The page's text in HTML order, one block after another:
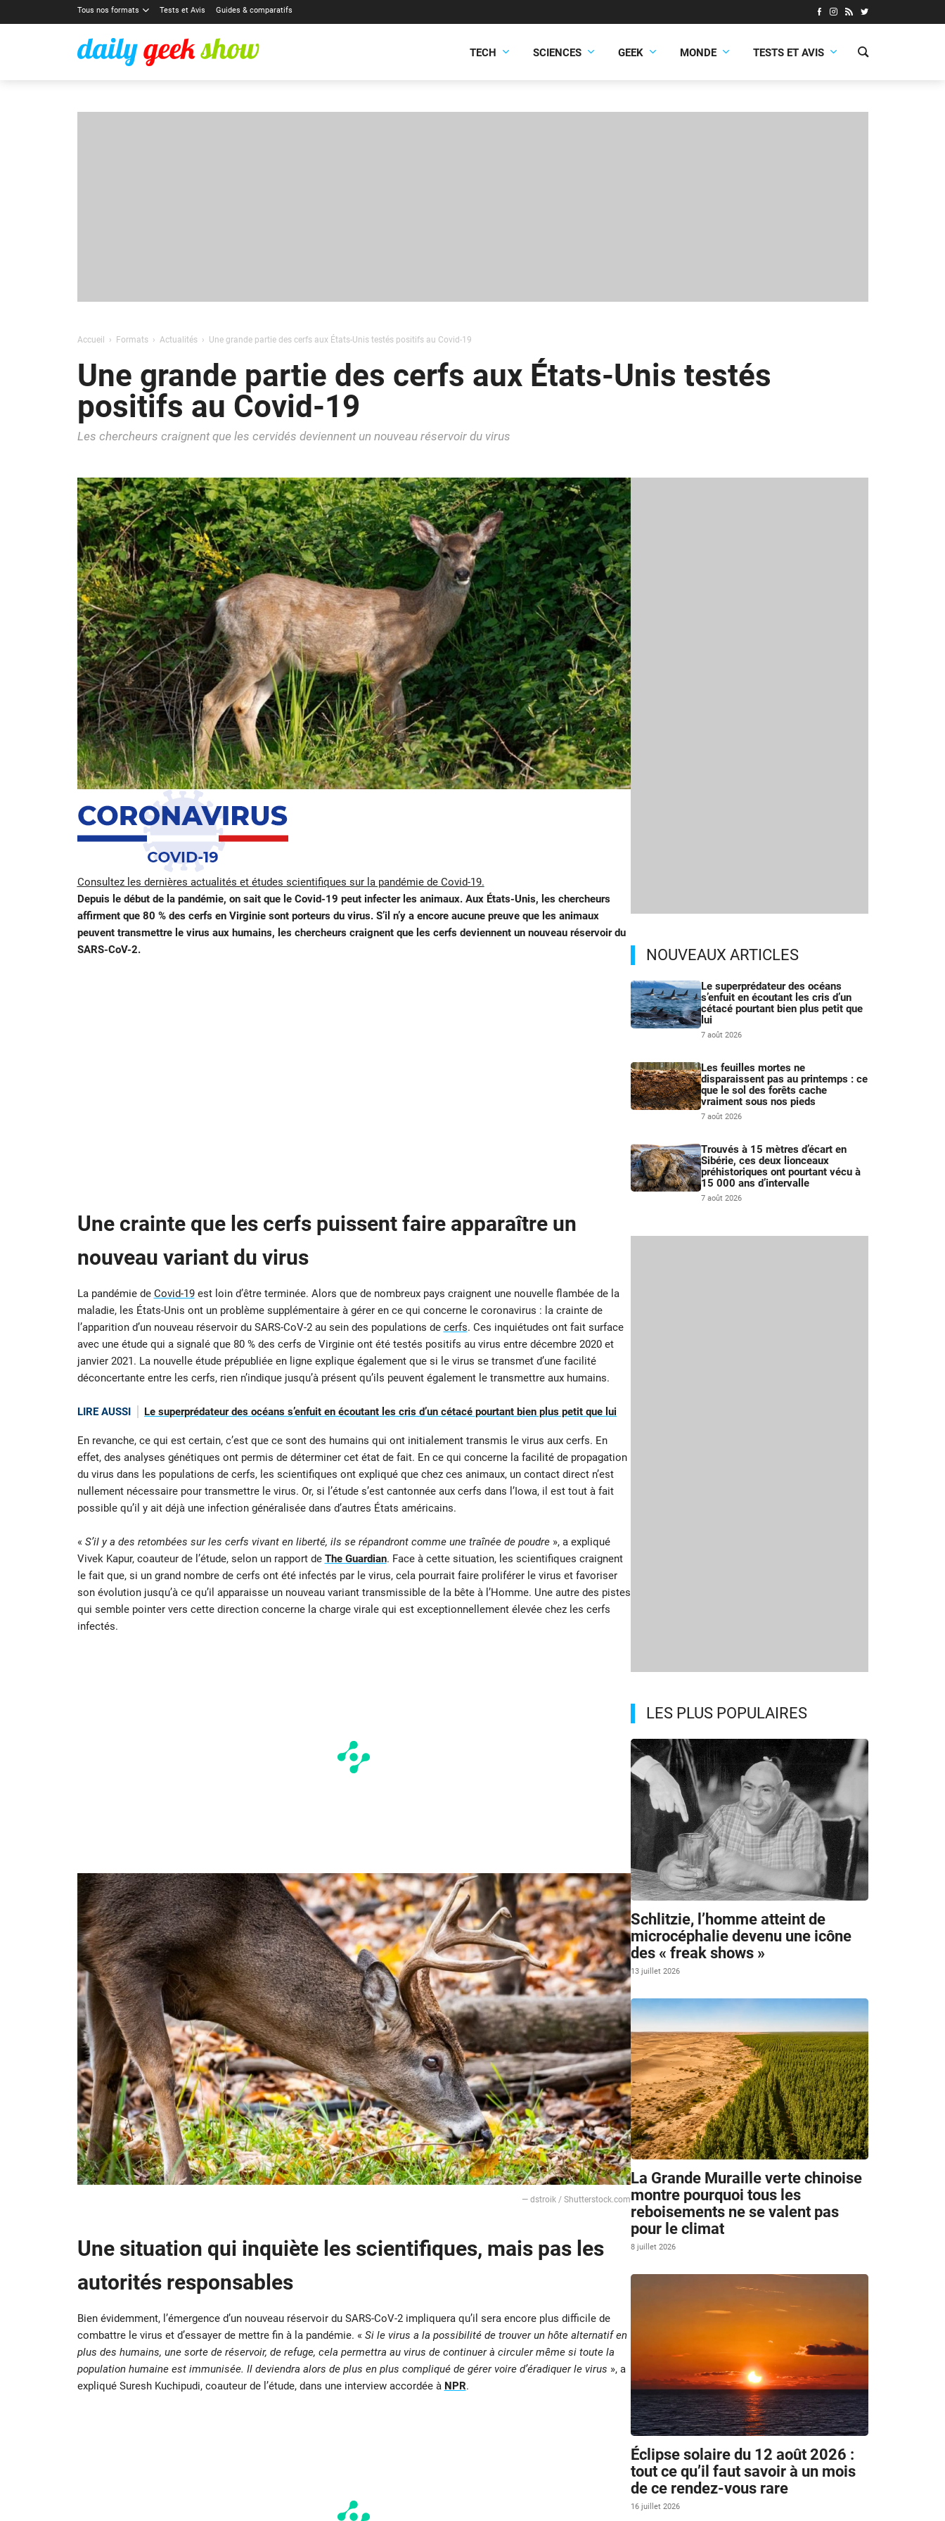
Tous nos formats Tests et Avis Guides & comparatifs
TECH SCIENCES GEEK MONDE TESTS ET AVIS
Accueil Formats Actualités Une grande partie des cerfs aux États-Unis testés positifs au Covid-19
Une grande partie des cerfs aux États-Unis testés
positifs au Covid-19
Les chercheurs craignent que les cervidés deviennent un nouveau réservoir du virus
Consultez les dernières actualités et études scientifiques sur la pandémie de Covid-19.
Depuis le début de la pandémie, on sait que le Covid-19 peut infecter les animaux. Aux États-Unis, les chercheurs
affirment que 80 % des cerfs en Virginie sont porteurs du virus. S’il n’y a encore aucune preuve que les animaux
peuvent transmettre le virus aux humains, les chercheurs craignent que les cerfs deviennent un nouveau réservoir du
SARS-CoV-2.
Une crainte que les cerfs puissent faire apparaître un
nouveau variant du virus
La pandémie de Covid-19est loin d’être terminée. Alors que de nombreux pays craignent une nouvelle flambée de la
maladie, les États-Unis ont un problème supplémentaire à gérer en ce qui concerne le coronavirus : la crainte de
l’apparition d’un nouveau réservoir du SARS-CoV-2 au sein des populations de cerfs. Ces inquiétudes ont fait surface
avec une étude qui a signalé que 80 % des cerfs de Virginie ont été testés positifs au virus entre décembre 2020 et
janvier 2021. La nouvelle étude prépubliée en ligne explique également que si le virus se transmet d’une facilité
déconcertante entre les cerfs, rien n’indique jusqu’à présent qu’ils peuvent également le transmettre aux humains.
LIRE AUSSI Le superprédateur des océans s’enfuit en écoutant les cris d’un cétacé pourtant bien plus petit que lui
En revanche, ce qui est certain, c’est que ce sont des humains qui ont initialement transmis le virus aux cerfs. En
effet, des analyses génétiques ont permis de déterminer cet état de fait. En ce qui concerne la facilité de propagation
du virus dans les populations de cerfs, les scientifiques ont expliqué que chez ces animaux, un contact direct n’est
nullement nécessaire pour transmettre le virus. Or, si l’étude s’est cantonnée aux cerfs dans l’Iowa, il est tout à fait
possible qu’il y ait déjà une infection généralisée dans d’autres États américains.
« S’il y a des retombées sur les cerfs vivant en liberté, ils se répandront comme une traînée de poudre», a expliqué
Vivek Kapur, coauteur de l’étude, selon un rapport de The Guardian. Face à cette situation, les scientifiques craignent
le fait que, si un grand nombre de cerfs ont été infectés par le virus, cela pourrait faire proliférer le virus et favoriser
son évolution jusqu’à ce qu’il apparaisse un nouveau variant transmissible de la bête à l’Homme. Une autre des pistes
qui semble pointer vers cette direction concerne la charge virale qui est exceptionnellement élevée chez les cerfs
infectés.
— dstroik / Shutterstock.com
Une situation qui inquiète les scientifiques, mais pas les
autorités responsables
Bien évidemment, l’émergence d’un nouveau réservoir du SARS-CoV-2 impliquera qu’il sera encore plus difficile de
combattre le virus et d’essayer de mettre fin à la pandémie. « Si le virus a la possibilité de trouver un hôte alternatif en
plus des humains, une sorte de réservoir, de refuge, cela permettra au virus de continuer à circuler même si toute la
population humaine est immunisée. Il deviendra alors de plus en plus compliqué de gérer voire d’éradiquer le virus », a
expliqué Suresh Kuchipudi, coauteur de l’étude, dans une interview accordée à NPR.
NOUVEAUX ARTICLES
Le superprédateur des océans
s’enfuit en écoutant les cris d’un
cétacé pourtant bien plus petit que
lui
7 août 2026
Les feuilles mortes ne
disparaissent pas au printemps : ce
que le sol des forêts cache
vraiment sous nos pieds
7 août 2026
Trouvés à 15 mètres d’écart en
Sibérie, ces deux lionceaux
préhistoriques ont pourtant vécu à
15 000 ans d’intervalle
7 août 2026
LES PLUS POPULAIRES
Schlitzie, l’homme atteint de
microcéphalie devenu une icône
des « freak shows »
13 juillet 2026
La Grande Muraille verte chinoise
montre pourquoi tous les
reboisements ne se valent pas
pour le climat
8 juillet 2026
Éclipse solaire du 12 août 2026 :
tout ce qu’il faut savoir à un mois
de ce rendez-vous rare
16 juillet 2026